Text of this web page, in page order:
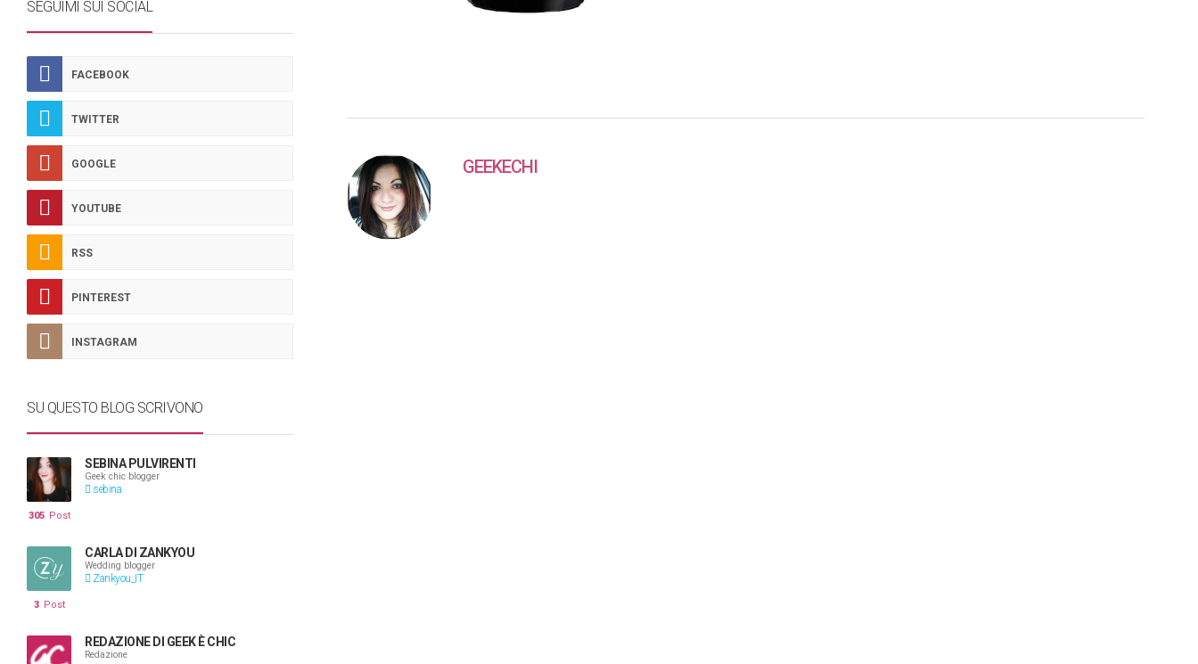
GEEKECHI
SEGUIMI SUI SOCIAL
FACEBOOK
TWITTER
GOOGLE
YOUTUBE
RSS
PINTEREST
INSTAGRAM
SU QUESTO BLOG SCRIVONO
SEBINA PULVIRENTI
Geek chic blogger
sebina
305 Post
CARLA DI ZANKYOU
Wedding blogger
Zankyou_IT
3 Post
REDAZIONE DI GEEK È CHIC
Redazione